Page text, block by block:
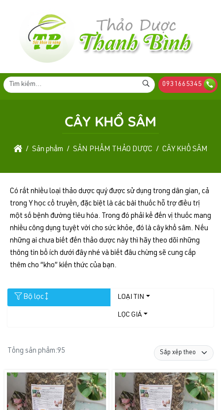
0931665345
CÂY KHỔ SÂM
Sản phẩm SẢN PHẨM THẢO DƯỢC CÂY KHỔ SÂM
Có rất nhiều loại thảo dược quý được sử dụng trong dân gian, cả
trong Y học cổ truyền, đặc biệt là các bài thuốc hỗ trợ điều trị
một số bệnh đường tiêu hóa. Trong đó phải kể đến vị thuốc mang
nhiều công dụng tuyệt vời cho sức khỏe, đó là cây khổ sâm. Nếu
những ai chưa biết đến thảo dược này thì hãy theo dõi những
thông tin bổ ích dưới đây nhé và biết đâu chừng sẽ cung cấp
thêm cho “kho” kiến thức của bạn.
Bộ lọc LOẠI TIN
LỌC GIÁ
Tổng sản phẩm:95